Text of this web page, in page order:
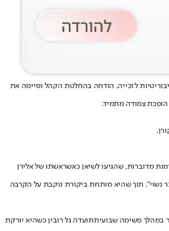
לזכייה, הודחה בהחלטת הקהל וסיימה את
צמודה מתמיד.
.
מדוברות, שהגיעו לשיאן כאשראשתו של אלירן
נשוי", תוך שהיא מותחת ביקורת נוקבת על הקרבה
במהלך משימה שבועיתתועדה גל רובין כשהיא יורקת